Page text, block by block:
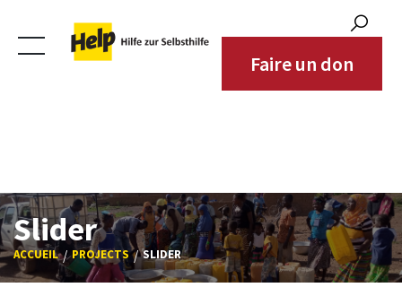
Bénéficiaires Zones d'intervention
Faire un don
Slider
ACCUEIL PROJECTS SLIDER